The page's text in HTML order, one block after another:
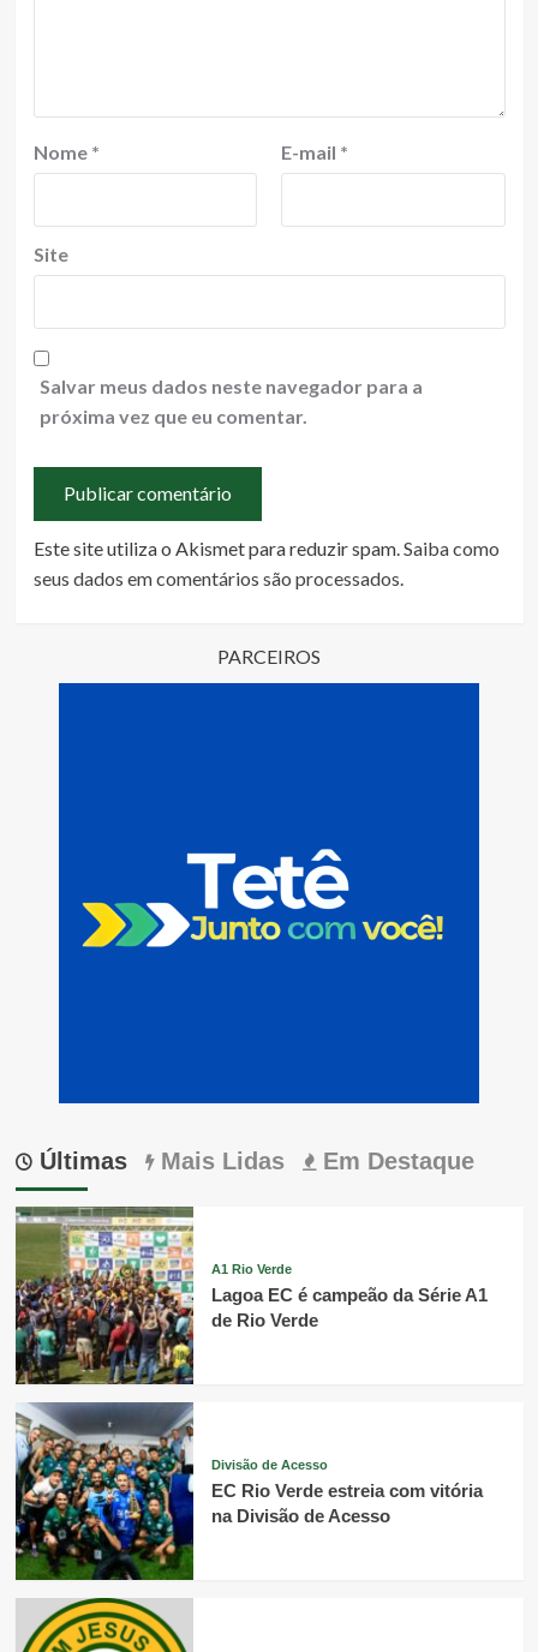
Nome * E-mail *
Site
Salvar meus dados neste navegador para a
próxima vez que eu comentar.
Este site utiliza o Akismet para reduzir spam. Saiba como
seus dados em comentários são processados
PARCEIROS
Últimas Mais Lidas Em Destaque
A1 Rio Verde
Lagoa EC é campeão da Série A1
de Rio Verde
Divisão de Acesso
EC Rio Verde estreia com vitória
na Divisão de Acesso